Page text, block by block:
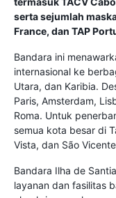
serta sejumlah
France, dan TAP
Bandara ini
internasional ke
Utara, dan Karibia.
Paris, Amsterdam,
Roma. Untuk
semua kota besar di
Vista, dan São
Bandara Ilha de
layanan dan fasilitas